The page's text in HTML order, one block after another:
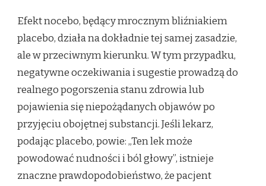
Efekt nocebo, będący mrocznym bliźniakiem
placebo, działa na dokładnie tej samej zasadzie,
ale w przeciwnym kierunku. W tym przypadku,
negatywne oczekiwania i sugestie prowadzą do
realnego pogorszenia stanu zdrowia lub
pojawienia się niepożądanych objawów po
przyjęciu obojętnej substancji. Jeśli lekarz,
podając placebo, powie: „Ten lek może
powodować nudności i ból głowy”, istnieje
znaczne prawdopodobieństwo, że pacjent